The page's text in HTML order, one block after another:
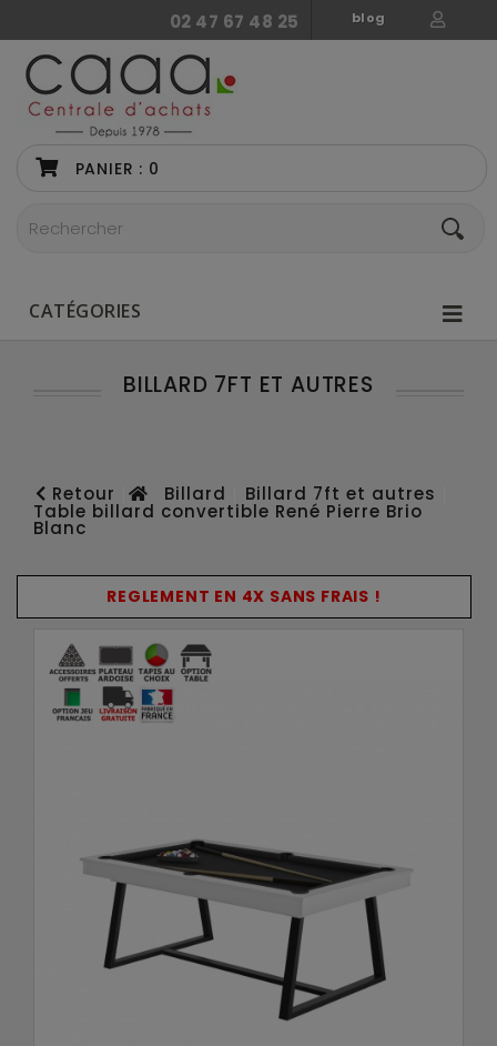
blog
02 47 67 48 25
PANIER : 0
CATÉGORIES
BILLARD 7FT ET AUTRES
Retour Billard Billard 7ft et autres
Table billard convertible René Pierre Brio
Blanc
REGLEMENT EN 4X SANS FRAIS !